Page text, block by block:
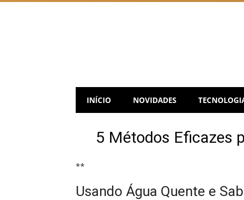
Skip
INÍCIO NOVIDADES
5 Métodos Eficazes
**
Usando Água Quente e